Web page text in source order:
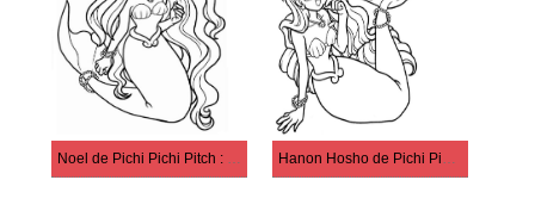
Noel de Pichi Pichi Pitch : La Mélodie des sirènes Hanon Hosho de Pichi Pichi Pitch : La Mélodie des sirènes